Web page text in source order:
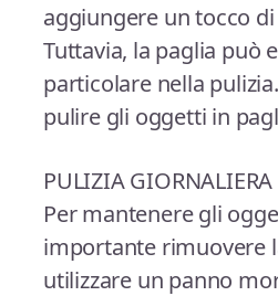
aggiungere un tocco
Tuttavia, la paglia può
particolare nella
pulire gli oggetti in
PULIZIA GIORNALIERA
Per mantenere gli
importante rimuovere
utilizzare un panno